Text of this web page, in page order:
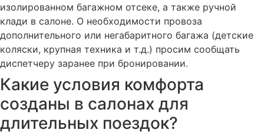
изолированном багажном отсеке, а также ручной
клади в салоне. О необходимости провоза
дополнительного или негабаритного багажа (детские
коляски, крупная техника и т.д.) просим сообщать
диспетчеру заранее при бронировании.
Какие условия комфорта
созданы в салонах для
длительных поездок?